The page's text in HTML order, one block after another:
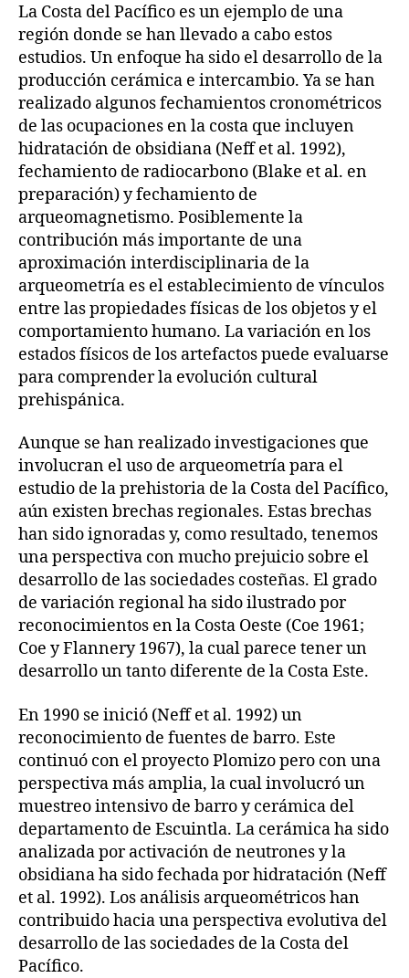
La Costa del Pacífico es un ejemplo de una
región donde se han llevado a cabo estos
estudios. Un enfoque ha sido el desarrollo de la
producción cerámica e intercambio. Ya se han
realizado algunos fechamientos cronométricos
de las ocupaciones en la costa que incluyen
hidratación de obsidiana (Neff et al. 1992),
fechamiento de radiocarbono (Blake et al. en
preparación) y fechamiento de
arqueomagnetismo. Posiblemente la
contribución más importante de una
aproximación interdisciplinaria de la
arqueometría es el establecimiento de vínculos
entre las propiedades físicas de los objetos y el
comportamiento humano. La variación en los
estados físicos de los artefactos puede evaluarse
para comprender la evolución cultural
prehispánica.
Aunque se han realizado investigaciones que
involucran el uso de arqueometría para el
estudio de la prehistoria de la Costa del Pacífico,
aún existen brechas regionales. Estas brechas
han sido ignoradas y, como resultado, tenemos
una perspectiva con mucho prejuicio sobre el
desarrollo de las sociedades costeñas. El grado
de variación regional ha sido ilustrado por
reconocimientos en la Costa Oeste (Coe 1961;
Coe y Flannery 1967), la cual parece tener un
desarrollo un tanto diferente de la Costa Este.
En 1990 se inició (Neff et al. 1992) un
reconocimiento de fuentes de barro. Este
continuó con el proyecto Plomizo pero con una
perspectiva más amplia, la cual involucró un
muestreo intensivo de barro y cerámica del
departamento de Escuintla. La cerámica ha sido
analizada por activación de neutrones y la
obsidiana ha sido fechada por hidratación (Neff
et al. 1992). Los análisis arqueométricos han
contribuido hacia una perspectiva evolutiva del
desarrollo de las sociedades de la Costa del
Pacífico.